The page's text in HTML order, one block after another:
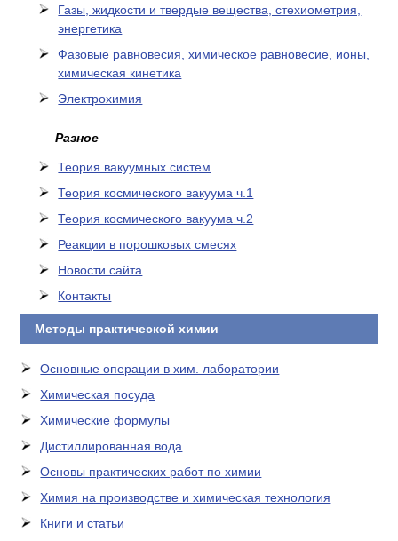
Газы, жидкости и твердые вещества, стехиометрия,
энергетика
Фазовые равновесия, химическое равновесие, ионы,
химическая кинетика
Электрохимия
Разное
Теория вакуумных систем
Теория космического вакуума ч.1
Теория космического вакуума ч.2
Реакции в порошковых смесях
Новости сайта
Контакты
Методы практической химии
Основные операции в хим. лаборатории
Химическая посуда
Химические формулы
Дистиллированная вода
Основы практических работ по химии
Химия на производстве и химическая технология
Книги и статьи